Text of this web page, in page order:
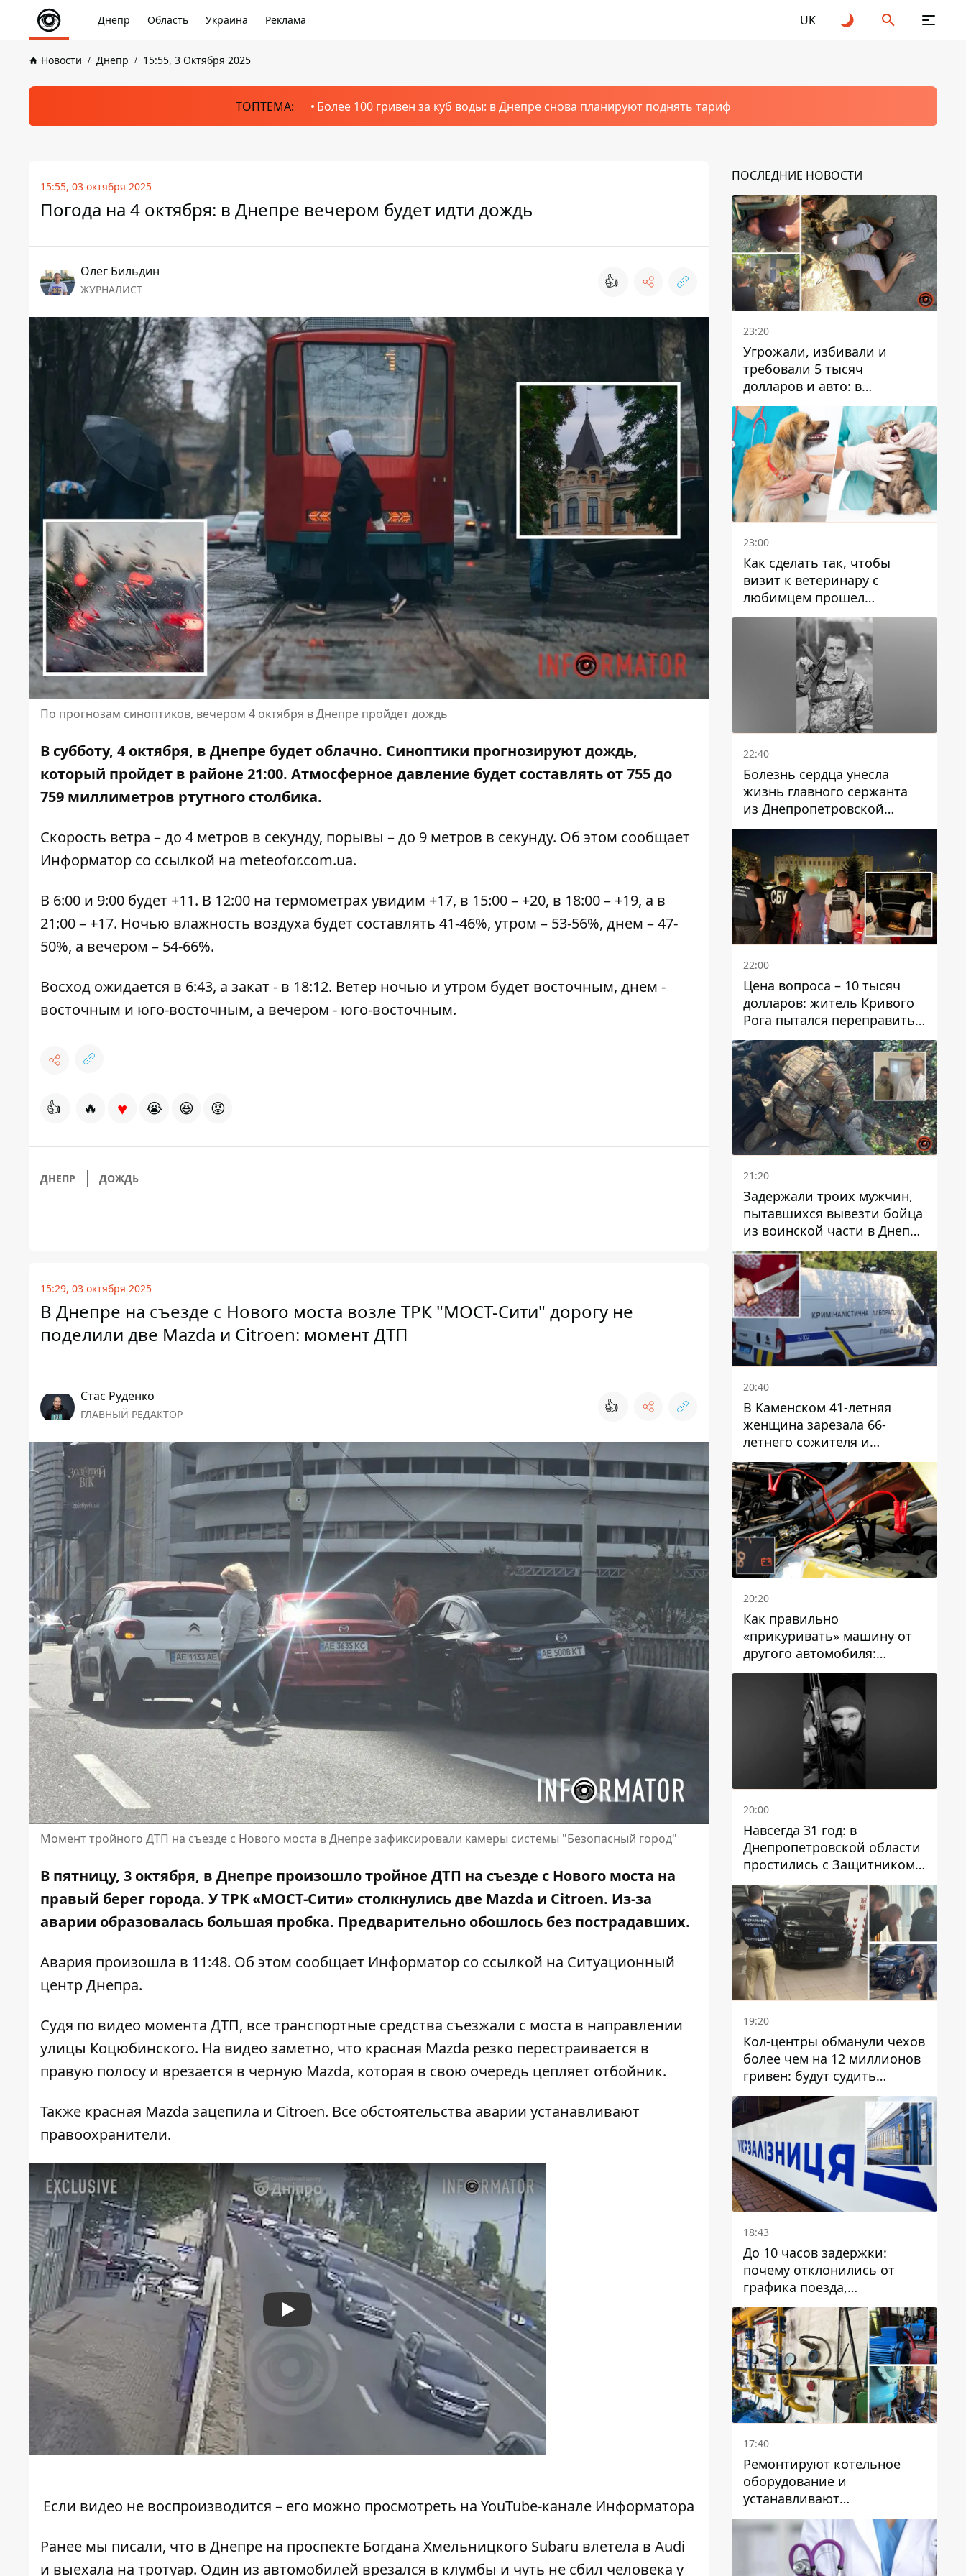
Днепр Область Украина Реклама UK
Новости Днепр 15:55, 3 Октября 2025
ТОПТЕМА: Более 100 гривен за куб воды: в Днепре снова планируют поднять тариф
15:55, 03 октября 2025
Погода на 4 октября: в Днепре вечером будет идти дождь
Олег Бильдин
ЖУРНАЛИСТ 👍
По прогнозам синоптиков, вечером 4 октября в Днепре пройдет дождь
В субботу, 4 октября, в Днепре будет облачно. Синоптики прогнозируют дождь,
который пройдет в районе 21:00. Атмосферное давление будет составлять от 755 до
759 миллиметров ртутного столбика.
Скорость ветра – до 4 метров в секунду, порывы – до 9 метров в секунду. Об этом сообщает
Информатор со ссылкой на meteofor.com.ua.
В 6:00 и 9:00 будет +11. В 12:00 на термометрах увидим +17, в 15:00 – +20, в 18:00 – +19, а в
21:00 – +17. Ночью влажность воздуха будет составлять 41-46%, утром – 53-56%, днем ​​– 47-
50%, а вечером – 54-66%.
Восход ожидается в 6:43, а закат - в 18:12. Ветер ночью и утром будет восточным, днем ​​-
восточным и юго-восточным, а вечером - юго-восточным.
👍 🔥 ♥ 😭 😆 😡
ДНЕПР ДОЖДЬ
15:29, 03 октября 2025
В Днепре на съезде с Нового моста возле ТРК "МОСТ-Сити" дорогу не
поделили две Mazda и Citroen: момент ДТП
Стаc Руденко
ГЛАВНЫЙ РЕДАКТОР 👍
Момент тройного ДТП на съезде с Нового моста в Днепре зафиксировали камеры системы "Безопасный город"
В пятницу, 3 октября, в Днепре произошло тройное ДТП на съезде с Нового моста на
правый берег города. У ТРК «МОСТ-Сити» столкнулись две Mazda и Citroen. Из-за
аварии образовалась большая пробка. Предварительно обошлось без пострадавших.
Авария произошла в 11:48. Об этом сообщает Информатор со ссылкой на Ситуационный
центр Днепра.
Судя по видео момента ДТП, все транспортные средства съезжали с моста в направлении
улицы Коцюбинского. На видео заметно, что красная Mazda резко перестраивается в
правую полосу и врезается в черную Mazda, которая в свою очередь цепляет отбойник.
Также красная Mazda зацепила и Citroen. Все обстоятельства аварии устанавливают
правоохранители.
Play
Если видео не воспроизводится – его можно просмотреть на YouTube-канале Информатора
Ранее мы писали, что в Днепре на проспекте Богдана Хмельницкого Subaru влетела в Audi
и выехала на тротуар. Один из автомобилей врезался в клумбы и чуть не сбил человека у
ПОСЛЕДНИЕ НОВОСТИ
23:20
Угрожали, избивали и
требовали 5 тысяч
долларов и авто: в
Павлограде задержали двух
мужчин
23:00
Как сделать так, чтобы
визит к ветеринару с
любимцем прошел
спокойно: простые советы
22:40
Болезнь сердца унесла
жизнь главного сержанта
из Днепропетровской
области Юрия Свистуна
22:00
Цена вопроса – 10 тысяч
долларов: житель Кривого
Рога пытался переправить
мужчину в Словакию
21:20
Задержали троих мужчин,
пытавшихся вывезти бойца
из воинской части в Днепр
за 7 тысяч долларов: среди
них был врач
20:40
В Каменском 41-летняя
женщина зарезала 66-
летнего сожителя и
пыталась обмануть
полицейских
20:20
Как правильно
«прикуривать» машину от
другого автомобиля:
инструкция для водителей
20:00
Навсегда 31 год: в
Днепропетровской области
простились с Защитником
Александром Репиным
19:20
Кол-центры обманули чехов
более чем на 12 миллионов
гривен: будут судить
днепрянина,
организовавшего
транснациональную
преступную организацию
18:43
До 10 часов задержки:
почему отклонились от
графика поезда,
курсирующие через Днепр
и область
17:40
Ремонтируют котельное
оборудование и
устанавливают
генераторные установки:
как в Днепре готовятся к
отопительному сезону